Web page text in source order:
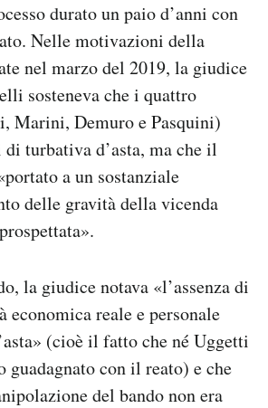
durato un paio d’anni con
Nelle motivazioni della
nel marzo del 2019, la giudice
sosteneva che i quattro
Marini, Demuro e Pasquini)
turbativa d’asta, ma che il
a un sostanziale
delle gravità della vicenda
la giudice notava «l’assenza di
reale e personale
(cioè il fatto che né Uggetti
guadagnato con il reato) e che
del bando non era